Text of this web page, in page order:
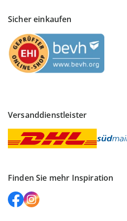
Sicher einkaufen
Versanddienstleister
Finden Sie mehr Inspiration